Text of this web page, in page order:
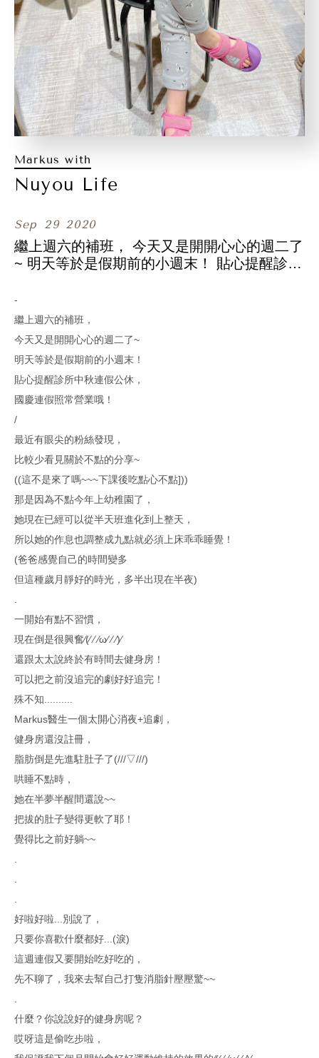
Markus with
Nuyou Life
Sep 29 2020
繼上週六的補班， 今天又是開開心心的週二了
~ 明天等於是假期前的小週末！ 貼心提醒診所
-
繼上週六的補班，
今天又是開開心心的週二了~
明天等於是假期前的小週末！
貼心提醒診所中秋連假公休，
國慶連假照常營業哦！
/
最近有眼尖的粉絲發現，
比較少看見關於不點的分享~
((這不是來了嗎~~~下課後吃點心不點]))
那是因為不點今年上幼稚園了，
她現在已經可以從半天班進化到上整天，
所以她的作息也調整成九點就必須上床乖乖睡覺！
(爸爸感覺自己的時間變多
但這種歲月靜好的時光，多半出現在半夜)
一開始有點不習慣，
現在倒是很興奮⁄(⁄ ⁄ ⁄ω⁄ ⁄ ⁄)⁄
還跟太太說終於有時間去健身房！
可以把之前沒追完的劇好好追完！
殊不知..........
Markus醫生一個太開心消夜+追劇，
健身房還沒註冊，
脂肪倒是先進駐肚子了(///▽///)
哄睡不點時，
她在半夢半醒間還說~~
把拔的肚子變得更軟了耶！
覺得比之前好躺~~
好啦好啦...別說了，
只要你喜歡什麼都好...(淚)
這週連假又要開始吃好吃的，
先不聊了，我來去幫自己打隻消脂針壓壓驚~~
什麼？你說說好的健身房呢？
哎呀這是偷吃步啦，